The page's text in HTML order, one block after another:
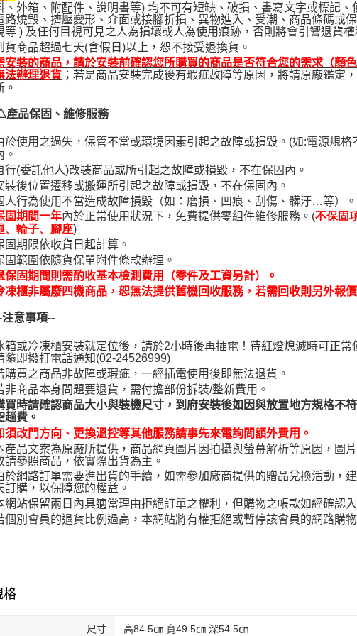
、外箱、附配件、說明書等) 均不可有短缺、破損、書寫文字或標記、
路燒毀、擠壓變形、介面或接腳折損、異物進入、受潮、商品條碼或
等 ) 及任何目視可見之人為損壞或人為使用痕跡，否則將會引響退貨權
貨商品超過七天(含假日)以上，恕不接受退換貨。
安裝的商品，請於安裝前確認您所購買的商品是否符合您的需求（顏
法辦理退貨 ；若是商品安裝完成後有瑕疵故障等原因，將請原廠鑑定
。
品保固、維修服務
於使用之過失，保管不當或環境因素引起之故障或損毀。(如:電源規
。
行(委託他人)改裝商品或所引起之故障或損毀，不在保固內。
裝後位置遷移或搬運所引起之故障或損毀，不在保固內。
人行為使用不當造成故障損毀（如：磨損、凹痕、刮傷、髒汙…等）。
固期間一年內於正常使用狀況下，免費提供零組件維修服務。(不保固
、輪子、腳座)
固期限依收貨日起計算。
固範圍依隨貨保單附件條款辦理。
保固期間則需酌收基本檢測費用（零件及工資另計）。
凍櫃非屬廢四機商品，恕無法提供舊機回收服務，若需回收則另外報價
注意事項--
箱或冷凍櫃安裝就定位後，請於2小時後再插電！待紅燈熄滅時可正
隨即撥打電話通知(02-24526999)
購買之商品非故障或瑕疵，一經插電使用後即無法退貨。
非商品本身問題要退貨，需付擔部份拆裝/整新費用。
買時請確認商品大小與裝機尺寸，到府安裝後如因與放置地方規格不
趟費。
須改門方向、更換溫控等其他服務請事先來電詢問額外費用。
產品文案為原廠所提供，商品網頁圖片因拍攝與螢幕解析等原因，圖
請參照商品，依實際出貨為主。
於網路訂單需要進出貨的手續，如需參加廠商提供的贈品兌換活動，
訂購，以保障您的權益。
網站保留兩日內具適當理由拒絕訂單之權利，但購物之帳款如經確認
個別會員的退貨比例過高，本網站將有權拒絕或暫停該會員的網路購物
格
尺寸 高84.5㎝ 寬49.5㎝ 深54.5㎝